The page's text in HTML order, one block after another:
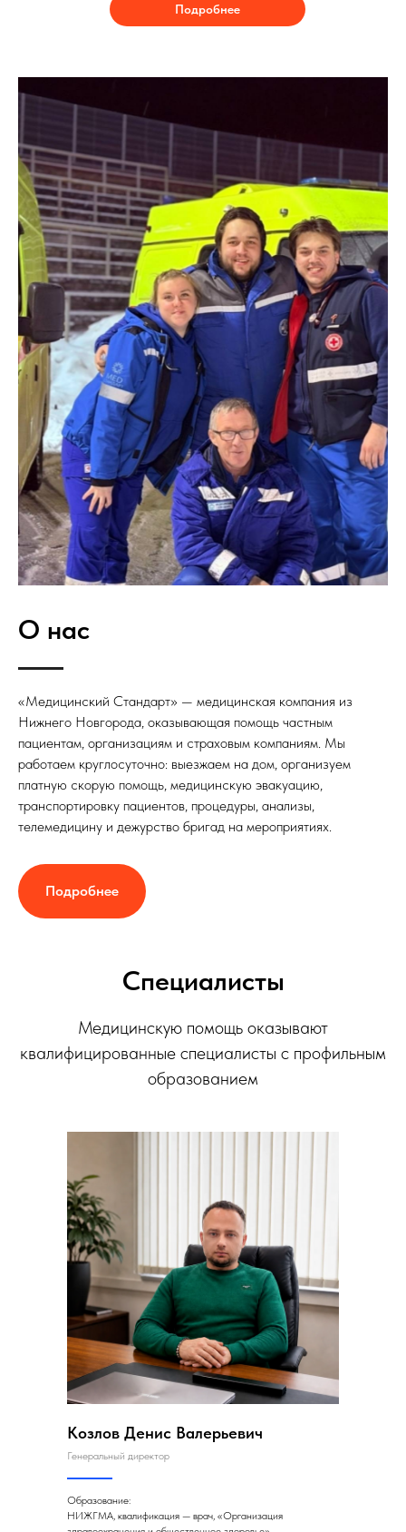
Подробнее
О нас
«Медицинский Стандарт» — медицинская компания из
Нижнего Новгорода, оказывающая помощь частным
пациентам, организациям и страховым компаниям. Мы
работаем круглосуточно: выезжаем на дом, организуем
платную скорую помощь, медицинскую эвакуацию,
транспортировку пациентов, процедуры, анализы,
телемедицину и дежурство бригад на мероприятиях.
Подробнее
Специалисты
Медицинскую помощь оказывают
квалифицированные специалисты с профильным
образованием
Козлов Денис Валерьевич
Генеральный директор
Образование:
НИЖГМА, квалификация — врач, «Организация